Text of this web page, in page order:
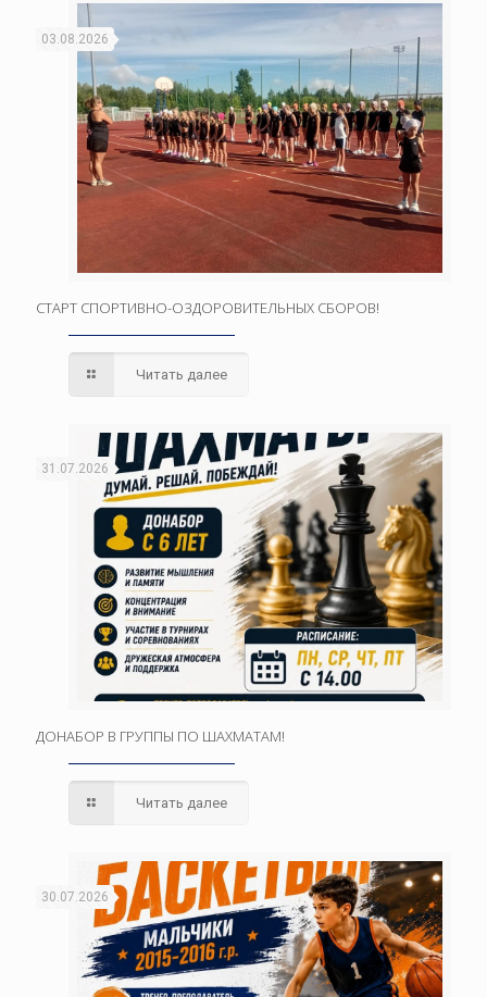
03.08.2026
СТАРТ СПОРТИВНО-ОЗДОРОВИТЕЛЬНЫХ СБОРОВ!
Читать далее
31.07.2026
ДОНАБОР В ГРУППЫ ПО ШАХМАТАМ!
Читать далее
30.07.2026